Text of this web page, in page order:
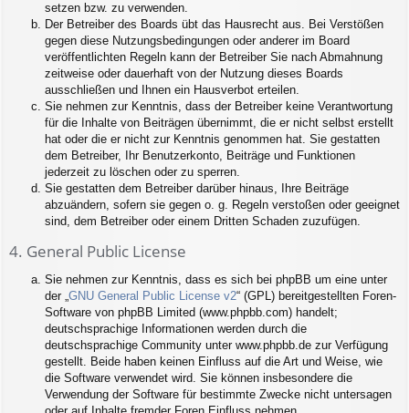
setzen bzw. zu verwenden.
Der Betreiber des Boards übt das Hausrecht aus. Bei Verstößen
gegen diese Nutzungsbedingungen oder anderer im Board
veröffentlichten Regeln kann der Betreiber Sie nach Abmahnung
zeitweise oder dauerhaft von der Nutzung dieses Boards
ausschließen und Ihnen ein Hausverbot erteilen.
Sie nehmen zur Kenntnis, dass der Betreiber keine Verantwortung
für die Inhalte von Beiträgen übernimmt, die er nicht selbst erstellt
hat oder die er nicht zur Kenntnis genommen hat. Sie gestatten
dem Betreiber, Ihr Benutzerkonto, Beiträge und Funktionen
jederzeit zu löschen oder zu sperren.
Sie gestatten dem Betreiber darüber hinaus, Ihre Beiträge
abzuändern, sofern sie gegen o. g. Regeln verstoßen oder geeignet
sind, dem Betreiber oder einem Dritten Schaden zuzufügen.
4. General Public License
Sie nehmen zur Kenntnis, dass es sich bei phpBB um eine unter
der „ GNU General Public License v2“ (GPL) bereitgestellten Foren-
Software von phpBB Limited (www.phpbb.com) handelt;
deutschsprachige Informationen werden durch die
deutschsprachige Community unter www.phpbb.de zur Verfügung
gestellt. Beide haben keinen Einfluss auf die Art und Weise, wie
die Software verwendet wird. Sie können insbesondere die
Verwendung der Software für bestimmte Zwecke nicht untersagen